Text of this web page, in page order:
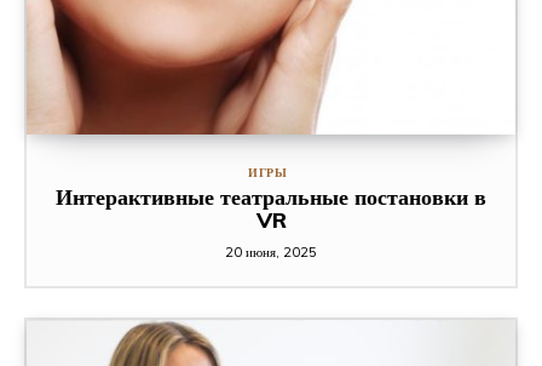
ИГРЫ
Интерактивные театральные постановки в
VR
20 июня, 2025